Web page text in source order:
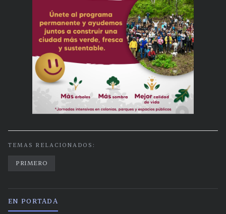
TEMAS RELACIONADOS:
PRIMERO
EN PORTADA